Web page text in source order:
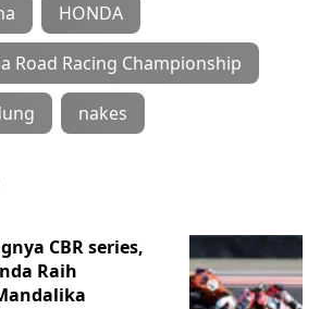
HONDA
Road Racing Championship
nakes
CBR series,
Raih